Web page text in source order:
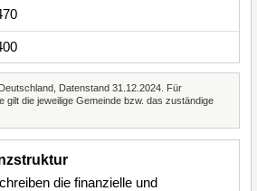
Datenstand 31.12.2024. Für
gilt die jeweilige Gemeinde bzw. das zuständige
die finanzielle und